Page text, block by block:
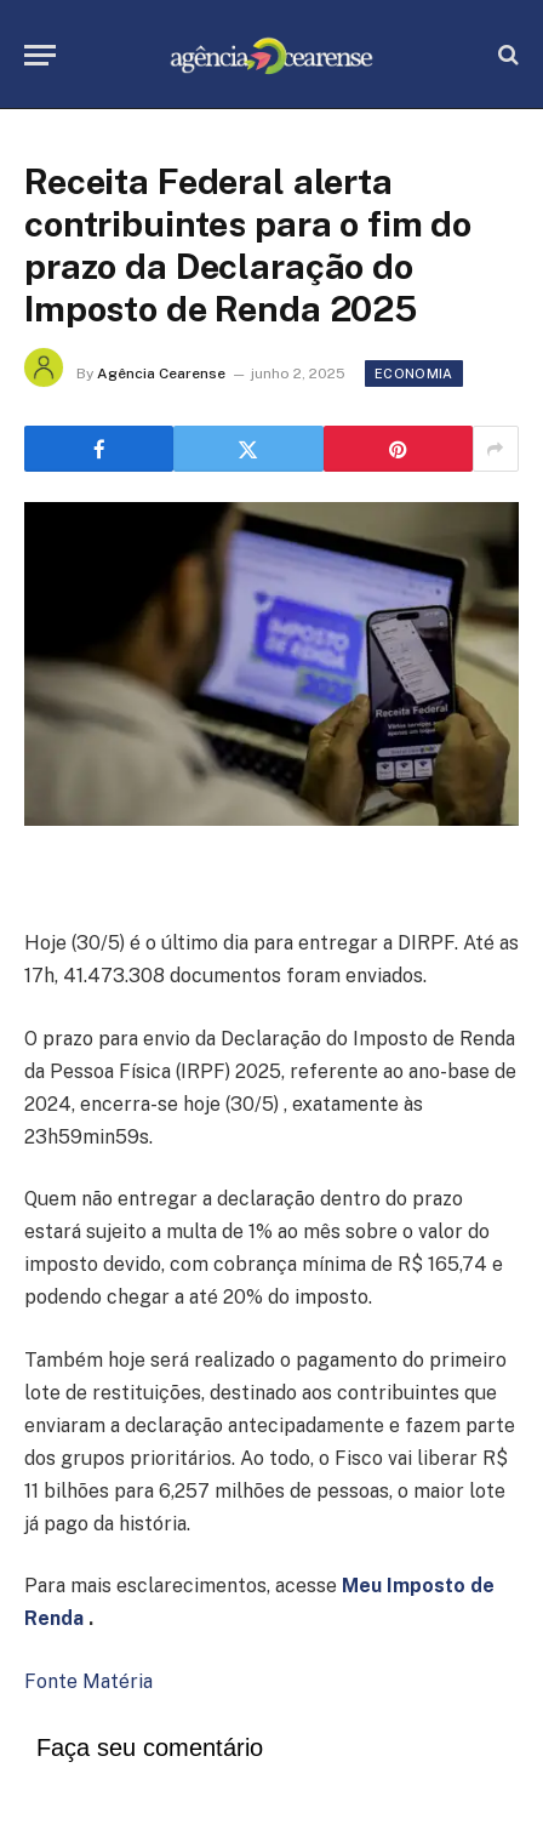
Receita Federal alerta
contribuintes para o fim do
prazo da Declaração do
Imposto de Renda 2025
By Agência Cearense junho 2, 2025 ECONOMIA
Hoje (30/5) é o último dia para entregar a DIRPF. Até as
17h, 41.473.308 documentos foram enviados.
O prazo para envio da Declaração do Imposto de Renda
da Pessoa Física (IRPF) 2025, referente ao ano-base de
2024, encerra-se hoje (30/5) , exatamente às
23h59min59s.
Quem não entregar a declaração dentro do prazo
estará sujeito a multa de 1% ao mês sobre o valor do
imposto devido, com cobrança mínima de R$ 165,74 e
podendo chegar a até 20% do imposto.
Também hoje será realizado o pagamento do primeiro
lote de restituições, destinado aos contribuintes que
enviaram a declaração antecipadamente e fazem parte
dos grupos prioritários. Ao todo, o Fisco vai liberar R$
11 bilhões para 6,257 milhões de pessoas, o maior lote
já pago da história.
Para mais esclarecimentos, acesse Meu Imposto de
Renda .
Fonte Matéria
Faça seu comentário